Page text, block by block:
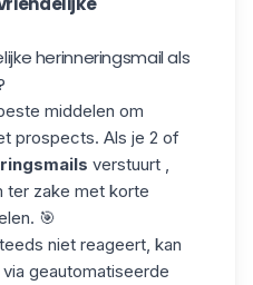
herinneringsmail als
middelen om
prospects. Als je 2 of
verstuurt ,
ter zake met korte
🎯
niet reageert, kan
geautomatiseerde